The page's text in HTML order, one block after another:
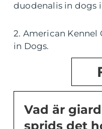
duodenalis in dogs
2. American Kennel
in Dogs.
Vad är
sprids det